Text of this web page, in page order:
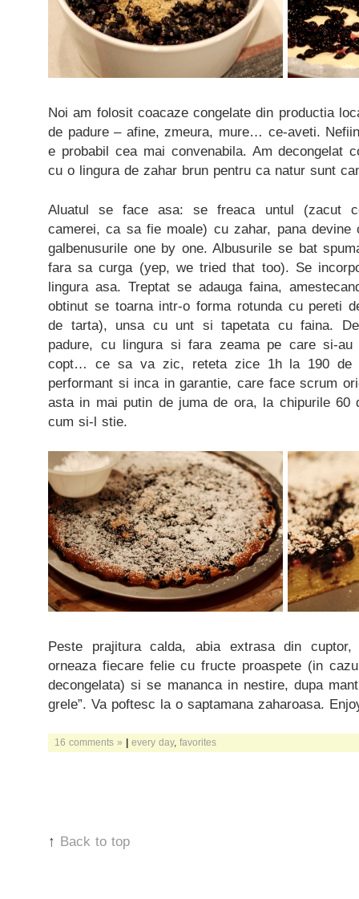
Noi am folosit coacaze congelate din productia
de padure – afine, zmeura, mure… ce-aveti.
e probabil cea mai convenabila. Am decongelat
cu o lingura de zahar brun pentru ca natur sunt
Aluatul se face asa: se freaca untul (zacut
camerei, ca sa fie moale) cu zahar, pana devine
galbenusurile one by one. Albusurile se bat
fara sa curga (yep, we tried that too). Se
lingura asa. Treptat se adauga faina,
obtinut se toarna intr-o forma rotunda cu pereti
de tarta), unsa cu unt si tapetata cu faina.
padure, cu lingura si fara zeama pe care si-au
copt… ce sa va zic, reteta zice 1h la 190 de
performant si inca in garantie, care face scrum
asta in mai putin de juma de ora, la chipurile 60
cum si-l stie.
Peste prajitura calda, abia extrasa din
orneaza fiecare felie cu fructe proaspete (in
decongelata) si se mananca in nestire, dupa
grele”. Va poftesc la o saptamana zaharoasa.
16 comments » | every day, favorites
↑ Back to top